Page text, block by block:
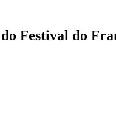
Festival do